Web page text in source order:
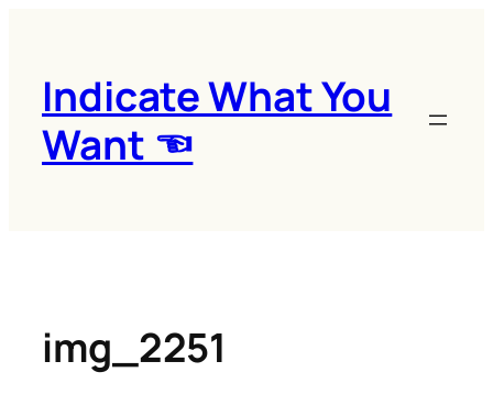
Indicate What You
Want ☜
img_2251